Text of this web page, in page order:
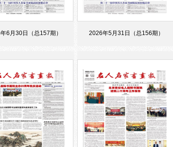
6月30日（总157期） 2026年5月31日（总156期）